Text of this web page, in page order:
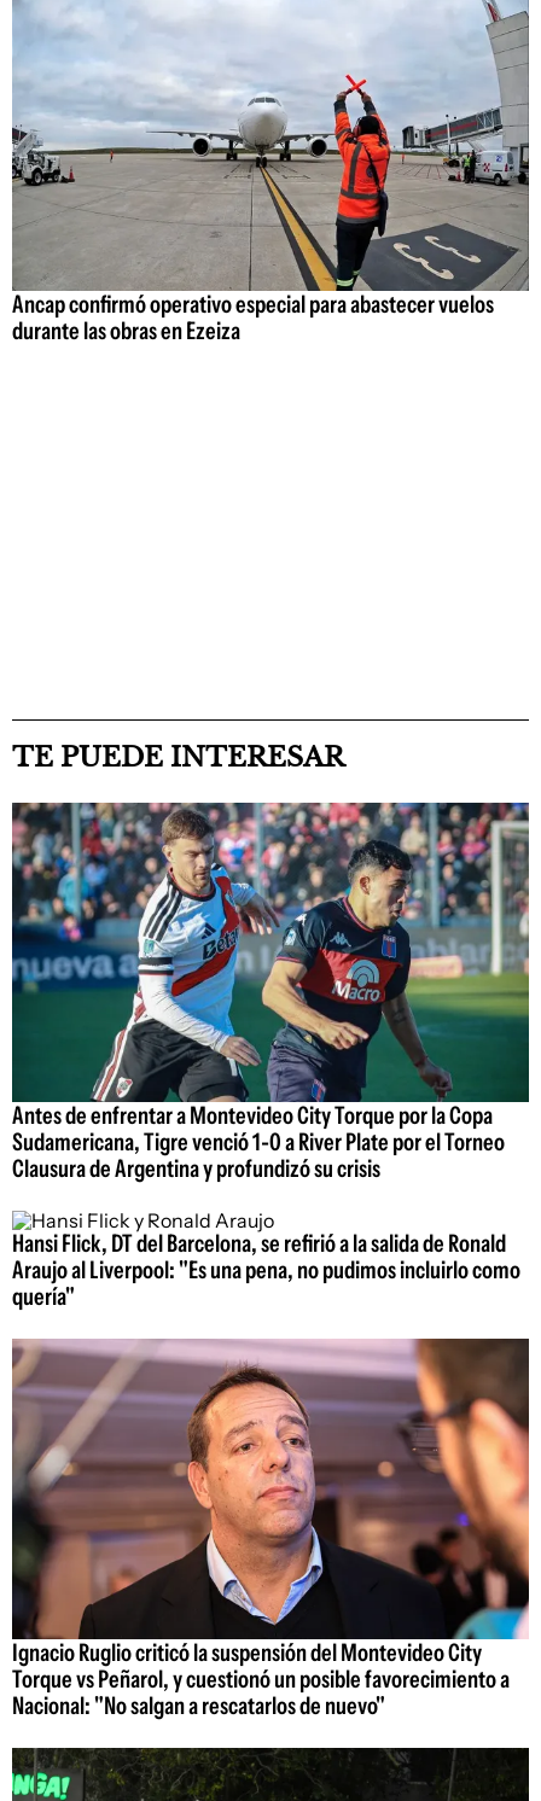
Ancap confirmó operativo especial para abastecer vuelos
durante las obras en Ezeiza
TE PUEDE INTERESAR
Antes de enfrentar a Montevideo City Torque por la Copa
Sudamericana, Tigre venció 1-0 a River Plate por el Torneo
Clausura de Argentina y profundizó su crisis
Hansi Flick, DT del Barcelona, se refirió a la salida de Ronald
Araujo al Liverpool: "Es una pena, no pudimos incluirlo como
quería"
Ignacio Ruglio criticó la suspensión del Montevideo City
Torque vs Peñarol, y cuestionó un posible favorecimiento a
Nacional: "No salgan a rescatarlos de nuevo"